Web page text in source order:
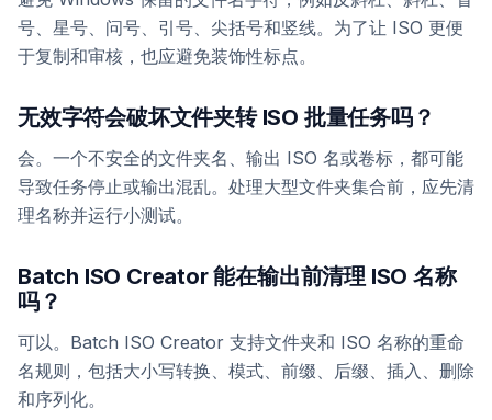
号、星号、问号、引号、尖括号和竖线。为了让 ISO 更便
于复制和审核，也应避免装饰性标点。
无效字符会破坏文件夹转 ISO 批量任务吗？
会。一个不安全的文件夹名、输出 ISO 名或卷标，都可能
导致任务停止或输出混乱。处理大型文件夹集合前，应先清
理名称并运行小测试。
Batch ISO Creator 能在输出前清理 ISO 名称
吗？
可以。Batch ISO Creator 支持文件夹和 ISO 名称的重命
名规则，包括大小写转换、模式、前缀、后缀、插入、删除
和序列化。